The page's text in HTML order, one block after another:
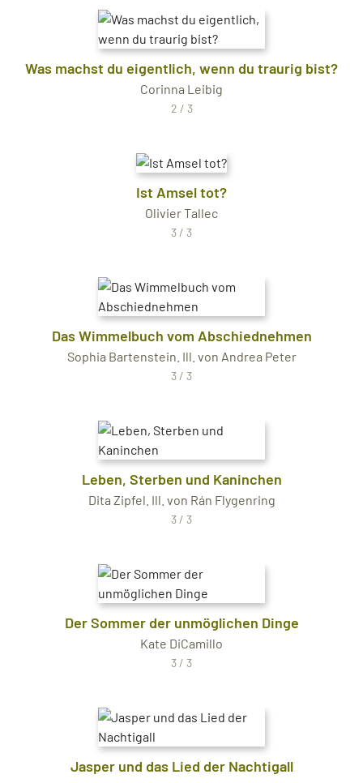
Was machst du eigentlich, wenn du traurig bist?
Corinna Leibig
2 / 3
Ist Amsel tot?
Olivier Tallec
3 / 3
Das Wimmelbuch vom Abschiednehmen
Sophia Bartenstein. Ill. von Andrea Peter
3 / 3
Leben, Sterben und Kaninchen
Dita Zipfel. Ill. von Rán Flygenring
3 / 3
Der Sommer der unmöglichen Dinge
Kate DiCamillo
3 / 3
Jasper und das Lied der Nachtigall